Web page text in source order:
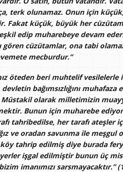
terk olunamaz. Onun için
Fakat küçük, büyük her
edip muharebeye devam
cüzütamlar, ona tabi
mecburdur.”
öteden beri muhtelif
bağımsızlığını muhafaza
Müstakil olarak milletimizin
Bunun için muharebe
tahribedilse, her tarafı ateşler
ve oradan savunma ile meşgul
köy tahrip edilmiş diye burada
işgal edilmiştir bunun üç
imanımızı sarsmayacaktır.”